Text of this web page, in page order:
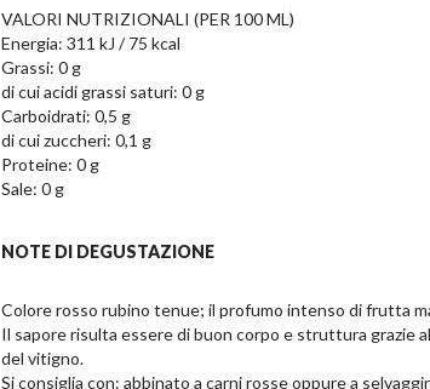
VALORI NUTRIZIONALI (PER 100 ML)
Energia: 311 kJ / 75 kcal
Grassi: 0 g
di cui acidi grassi saturi: 0 g
Carboidrati: 0,5 g
di cui zuccheri: 0,1 g
Proteine: 0 g
Sale: 0 g
NOTE DI DEGUSTAZIONE
Colore rosso rubino tenue; il profumo intenso di frutta
Il sapore risulta essere di buon corpo e struttura grazie
del vitigno.
Si consiglia con: abbinato a carni rosse oppure a